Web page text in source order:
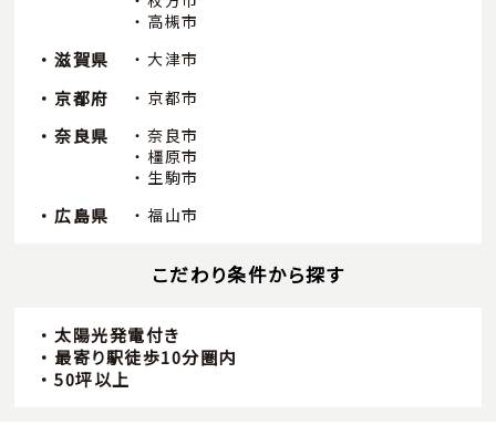
高槻市
滋賀県 大津市
京都府 京都市
奈良県
奈良市
橿原市
生駒市
広島県 福山市
こだわり条件から探す
太陽光発電付き
最寄り駅徒歩10分圏内
50坪以上